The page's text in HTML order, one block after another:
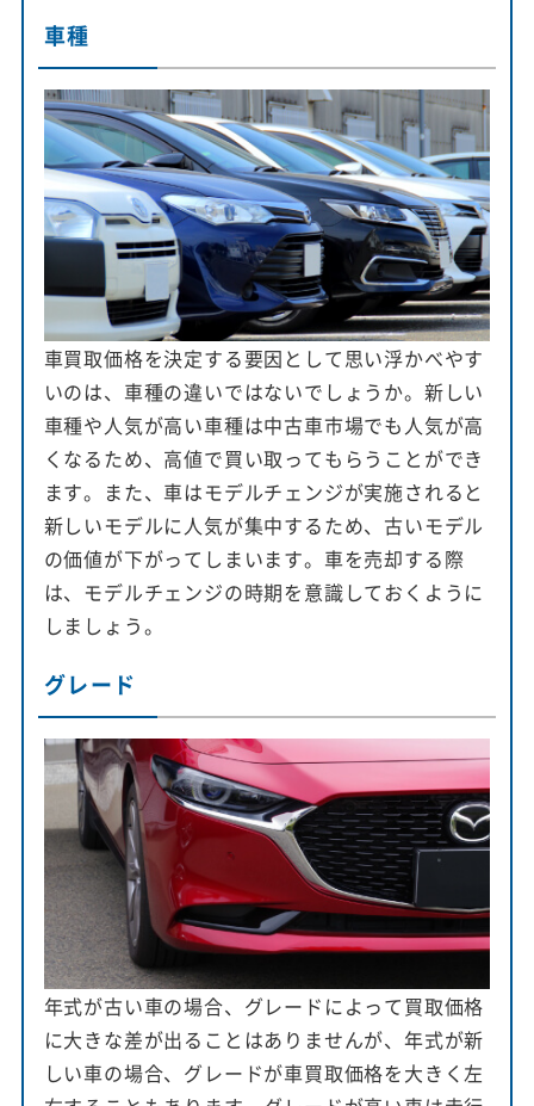
車種
車買取価格を決定する要因として思い浮かべやす
いのは、車種の違いではないでしょうか。新しい
車種や人気が高い車種は中古車市場でも人気が高
くなるため、高値で買い取ってもらうことができ
ます。また、車はモデルチェンジが実施されると
新しいモデルに人気が集中するため、古いモデル
の価値が下がってしまいます。車を売却する際
は、モデルチェンジの時期を意識しておくように
しましょう。
グレード
年式が古い車の場合、グレードによって買取価格
に大きな差が出ることはありませんが、年式が新
しい車の場合、グレードが車買取価格を大きく左